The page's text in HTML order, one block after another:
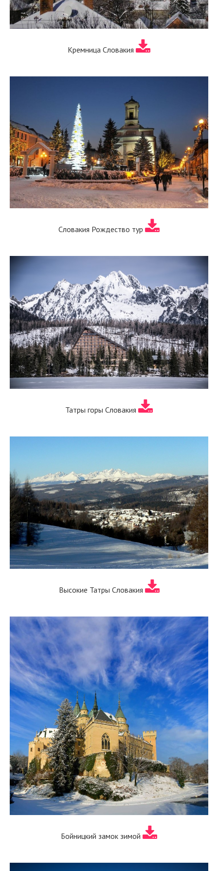
Кремница Словакия
Словакия Рождество тур
Татры горы Словакия
Высокие Татры Словакия
Бойницкий замок зимой